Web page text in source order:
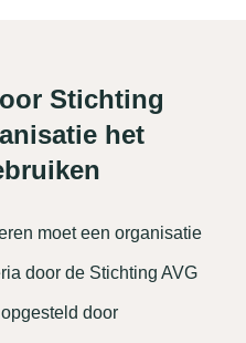
Stichting
het
moet een organisatie
door de Stichting AVG
door